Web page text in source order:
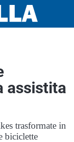
assistita
trasformate in
biciclette